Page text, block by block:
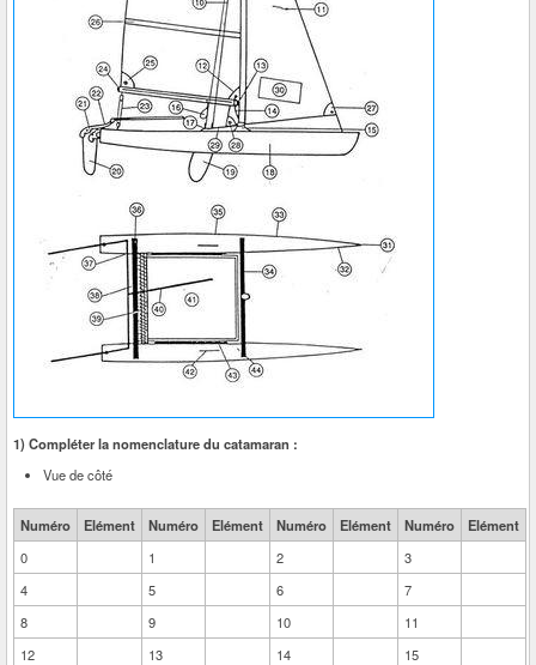
1) Compléter la nomenclature du catamaran :
Vue de côté
Numéro Elément Numéro Elément Numéro Elément Numéro
Elément
0
1 2
3
4
5 6
7
8
9 10
11
12
13 14
15